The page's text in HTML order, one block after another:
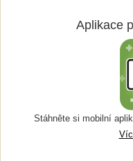
Aplikace
Stáhněte si mobilní